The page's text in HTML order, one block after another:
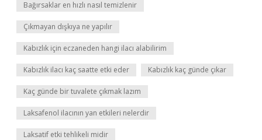
Bağırsaklar en hızlı nasıl temizlenir
Çıkmayan dışkıya ne yapılır
Kabızlık için eczaneden hangi ilacı alabilirim
Kabızlık ilacı kaç saatte etki eder Kabızlık kaç günde çıkar
Kaç günde bir tuvalete çıkmak lazım
Laksafenol ilacının yan etkileri nelerdir
Laksatif etki tehlikeli midir